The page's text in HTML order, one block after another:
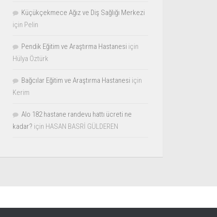
Küçükçekmece Ağız ve Diş Sağlığı Merkezi
için Pelin
Pendik Eğitim ve Araştırma Hastanesi için
Hülya Öztürk
Bağcılar Eğitim ve Araştırma Hastanesi için
Kerim
Alo 182 hastane randevu hattı ücreti ne
kadar? için HASAN BASRİ GÜLDEREN